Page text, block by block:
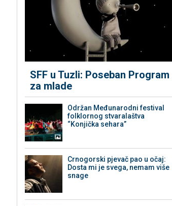
SFF u Tuzli: Poseban Program
za mlade
Održan Međunarodni festival
folklornog stvaralaštva
“Konjička sehara”
Crnogorski pjevač pao u očaj:
Dosta mi je svega, nemam više
snage